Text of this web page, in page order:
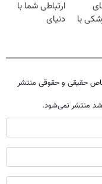
با
ارتباطی شما با
دنیای
حقیقی و حقوقی منتشر
منتشر نمی‌شود.